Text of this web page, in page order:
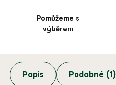
Pomůžeme s
výběrem
Popis Podobné (1)